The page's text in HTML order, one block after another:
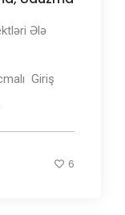
Ələ
Giriş
6